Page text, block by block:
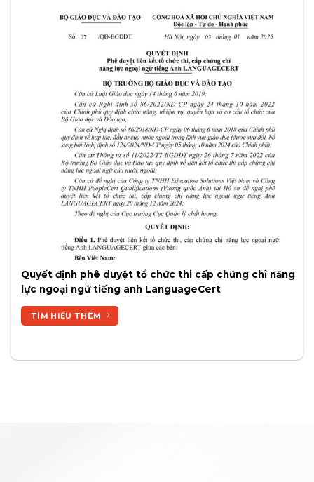
Quyết định phê duyệt tổ chức thi cấp chứng chỉ năng
lực ngoại ngữ tiếng anh LanguageCert
TÌM HIỂU THÊM